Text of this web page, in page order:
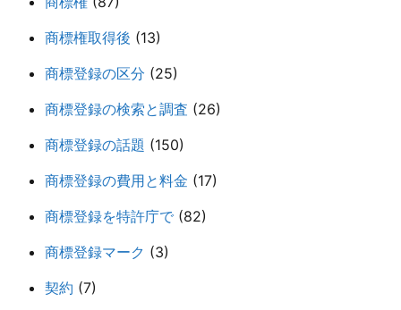
商標権取得後 (13)
商標登録の区分 (25)
商標登録の検索と調査 (26)
商標登録の話題 (150)
商標登録の費用と料金 (17)
商標登録を特許庁で (82)
商標登録マーク (3)
契約 (7)